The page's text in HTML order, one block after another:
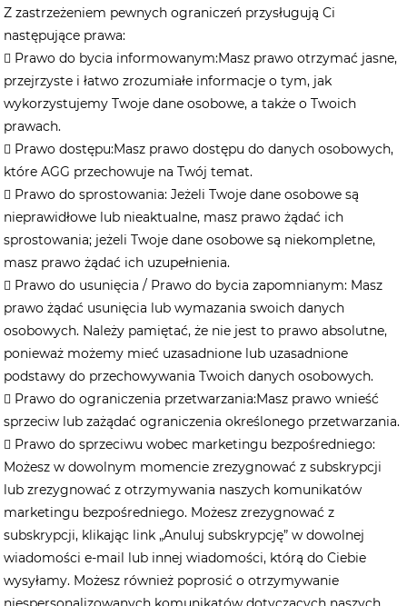
Z zastrzeżeniem pewnych ograniczeń przysługują Ci
następujące prawa:
 ​​Prawo do bycia informowanym:​​Masz prawo otrzymać jasne,
przejrzyste i łatwo zrozumiałe informacje o tym, jak
wykorzystujemy Twoje dane osobowe, a także o Twoich
prawach.
 ​​Prawo dostępu:​​Masz prawo dostępu do danych osobowych,
które AGG przechowuje na Twój temat.
 ​​Prawo do sprostowania:​​ Jeżeli Twoje dane osobowe są
nieprawidłowe lub nieaktualne, masz prawo żądać ich
sprostowania; jeżeli Twoje dane osobowe są niekompletne,
masz prawo żądać ich uzupełnienia.
 Prawo do usunięcia / Prawo do bycia zapomnianym: Masz
prawo żądać usunięcia lub wymazania swoich danych
osobowych. Należy pamiętać, że nie jest to prawo absolutne,
ponieważ możemy mieć uzasadnione lub uzasadnione
podstawy do przechowywania Twoich danych osobowych.
 ​​Prawo do ograniczenia przetwarzania:​​Masz prawo wnieść
sprzeciw lub zażądać ograniczenia określonego przetwarzania.
 Prawo do sprzeciwu wobec marketingu bezpośredniego:
Możesz w dowolnym momencie zrezygnować z subskrypcji
lub zrezygnować z otrzymywania naszych komunikatów
marketingu bezpośredniego. Możesz zrezygnować z
subskrypcji, klikając link „Anuluj subskrypcję” w dowolnej
wiadomości e-mail lub innej wiadomości, którą do Ciebie
wysyłamy. Możesz również poprosić o otrzymywanie